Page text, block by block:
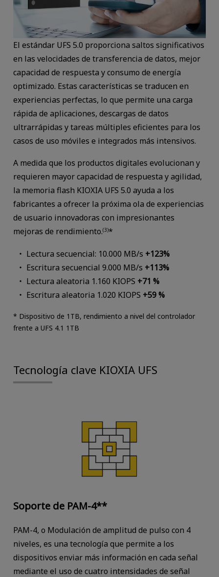
El estándar UFS 5.0 proporciona saltos significativos
en las velocidades de transferencia de datos, mejor
capacidad de respuesta y consumo de energía
optimizado. Estas características se traducen en
experiencias perfectas, lo que permite una carga
rápida de aplicaciones, descargas de datos
ultrarrápidas y tareas múltiples eficientes para los
casos de uso móviles e integrados más intensivos.
A medida que los productos digitales evolucionan y
requieren mayor capacidad de respuesta y agilidad,
la memoria flash KIOXIA UFS 5.0 ayuda a los
fabricantes a ofrecer la próxima ola de experiencias
de usuario innovadoras con impresionantes
mejoras de rendimiento.(3)*
Lectura secuencial: 10.000 MB/s +123%
Escritura secuencial 9.000 MB/s +113%
Lectura aleatoria 1.160 KIOPS +71 %
Escritura aleatoria 1.020 KIOPS +59 %
* Dispositivo de 1TB, rendimiento a nivel del controlador
frente a UFS 4.1 1TB
Tecnología clave KIOXIA UFS
Soporte de PAM-4**
PAM-4, o Modulación de amplitud de pulso con 4
niveles, es una tecnología que permite a los
dispositivos enviar más información en cada señal
mediante el uso de cuatro intensidades de señal